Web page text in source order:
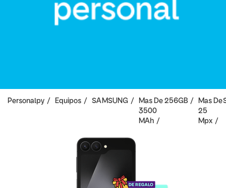
Personalpy Equipos SAMSUNG
Mas De
3500
MAh
256GB
Mas De
25
Mpx